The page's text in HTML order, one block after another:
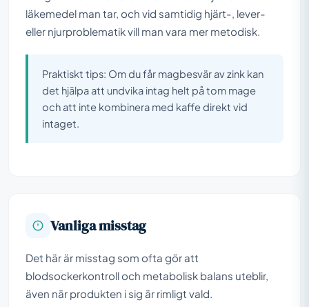
läkemedel man tar, och vid samtidig hjärt-, lever-
eller njurproblematik vill man vara mer metodisk.
Praktiskt tips: Om du får magbesvär av zink kan
det hjälpa att undvika intag helt på tom mage
och att inte kombinera med kaffe direkt vid
intaget.
Vanliga misstag
Det här är misstag som ofta gör att
blodsockerkontroll och metabolisk balans uteblir,
även när produkten i sig är rimligt vald.